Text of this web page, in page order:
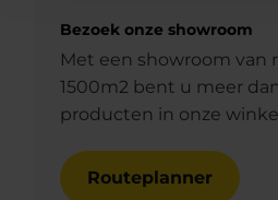
Bezoek onze showroom
Met een showroom van
1500m2 bent u meer
producten in onze
Routeplanner